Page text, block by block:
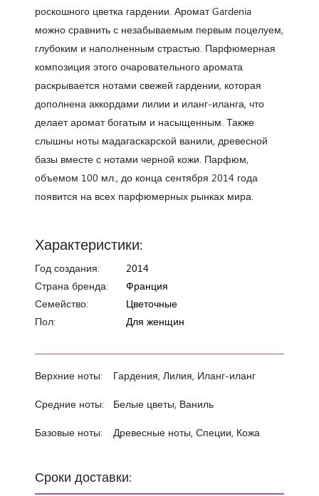
Сроки доставки:
роскошного цветка гардении. Аромат Gardenia
можно сравнить с незабываемым первым поцелуем,
глубоким и наполненным страстью. Парфюмерная
композиция этого очаровательного аромата
раскрывается нотами свежей гардении, которая
дополнена аккордами лилии и иланг-иланга, что
делает аромат богатым и насыщенным. Также
слышны ноты мадагаскарской ванили, древесной
базы вместе с нотами черной кожи. Парфюм,
объемом 100 мл., до конца сентября 2014 года
появится на всех парфюмерных рынках мира.
Характеристики:
Год создания:
2014
Страна бренда:
Франция
Семейство:
Цветочные
Пол:
Для женщин
Верхние ноты: Гардения, Лилия, Иланг-иланг
Средние ноты: Белые цветы, Ваниль
Базовые ноты: Древесные ноты, Специи, Кожа